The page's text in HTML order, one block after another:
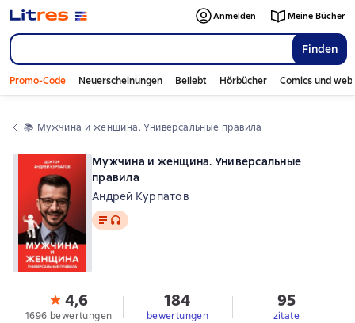
Finden
Anmelden Meine Bücher
Promo-Code Neuerscheinungen Beliebt Hörbücher Comics und
📚 Мужчина и женщина. Универсальные правила
Мужчина и женщина. Универсальные
правила
Андрей Курпатов
Text, Audioformat verfügbar
4,6
1696 bewertungen
184
bewertungen
95
zitate